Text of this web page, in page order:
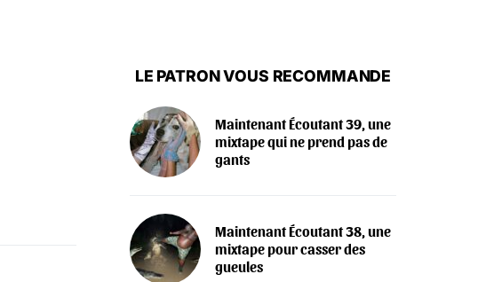
LE PATRON VOUS RECOMMANDE
Maintenant Écoutant 39, une
mixtape qui ne prend pas de
gants
Maintenant Écoutant 38, une
mixtape pour casser des
gueules